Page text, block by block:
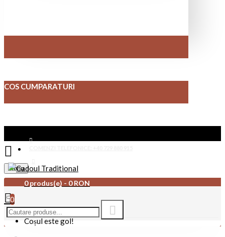
COS CUMPARATURI
CONTACT
Menu
0 produs(e) - 0 RON
0
Coșul este gol!